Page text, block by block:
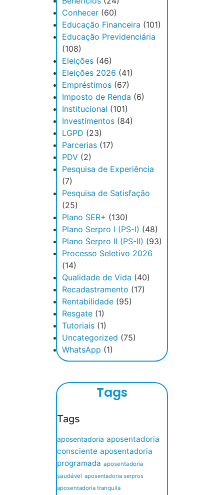
Conhecer (60)
Educação Financeira (101)
Educação Previdenciária
(108)
Eleições (46)
Eleições 2026 (41)
Empréstimos (67)
Imposto de Renda (6)
Institucional (101)
Investimentos (84)
LGPD (23)
Parcerias (17)
PDV (2)
Pesquisa de Experiência
(7)
Pesquisa de Satisfação
(25)
Plano SER+ (130)
Plano Serpro I (PS-I) (48)
Plano Serpro II (PS-II) (93)
Processo Seletivo 2026
(14)
Qualidade de Vida (40)
Recadastramento (17)
Rentabilidade (95)
Resgate (1)
Tutoriais (1)
Uncategorized (75)
WhatsApp (1)
Tags
Tags
aposentadoria aposentadoria
consciente aposentadoria
programada aposentadoria
saudável aposentadoria serpros
aposentadoria tranquila